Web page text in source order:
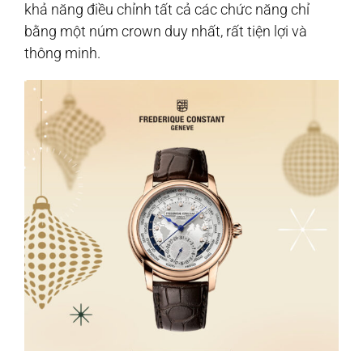
khả năng điều chỉnh tất cả các chức năng chỉ
bằng một núm crown duy nhất, rất tiện lợi và
thông minh.